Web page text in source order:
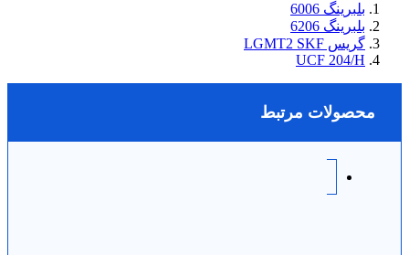
بلبرینگ 6006
بلبرینگ 6206
گریس LGMT2 SKF
UCF 204/H
محصولات مرتبط